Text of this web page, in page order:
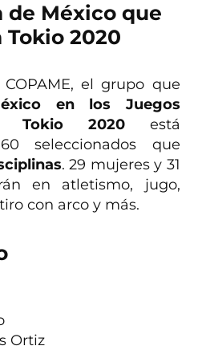
de México que
2020
el grupo que
en los Juegos
Tokio 2020está
seleccionados que
. 29 mujeres y 31
en atletismo, jugo,
con arco y más.
Ortiz